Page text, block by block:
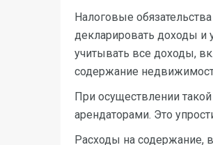
Налоговые
декларировать доходы и
учитывать все доходы,
содержание
При осуществлении
арендаторами. Это
Расходы на содержание,